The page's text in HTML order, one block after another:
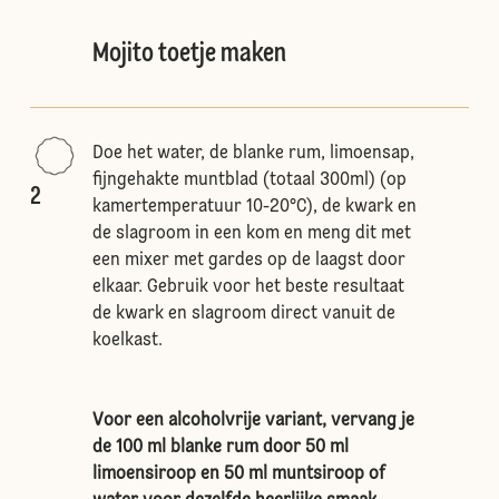
Mojito toetje maken
2
Doe het water, de blanke rum, limoensap,
fijngehakte muntblad (totaal 300ml) (op
kamertemperatuur 10-20°C), de kwark en
de slagroom in een kom en meng dit met
een mixer met gardes op de laagst door
elkaar. Gebruik voor het beste resultaat
de kwark en slagroom direct vanuit de
koelkast.
Voor een alcoholvrije variant, vervang je
de 100 ml blanke rum door 50 ml
limoensiroop en 50 ml muntsiroop of